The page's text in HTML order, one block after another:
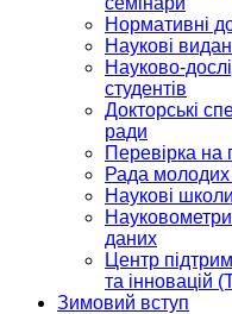
Нормативні
Наукові
Науково-
студентів
Докторські
ради
Перевірка на
Рада молодих
Наукові школи
даних
Центр
та інновацій
Зимовий вступ